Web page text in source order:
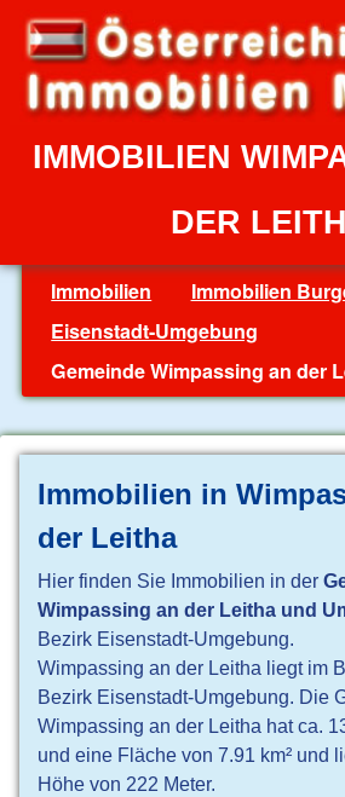
IMMOBILIEN
DER
Immobilien
Immobilien
Eisenstadt-Umgebung
Gemeinde Wimpassing an der
Immobilien in
der Leitha
Hier finden Sie Immobilien in der
Wimpassing an der Leitha und
Bezirk Eisenstadt-Umgebung.
Wimpassing an der Leitha liegt im
Bezirk Eisenstadt-Umgebung. Die
Wimpassing an der Leitha hat ca.
und eine Fläche von 7.91 km² und
Höhe von 222 Meter.